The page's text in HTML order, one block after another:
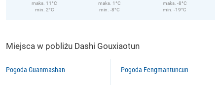
maks. 11°C
min. 2°C
maks. 1°C
min. -8°C
maks. -8°C
min. -19°C
Miejsca w pobliżu Dashi Gouxiaotun
Pogoda Guanmashan Pogoda Fengmantuncun